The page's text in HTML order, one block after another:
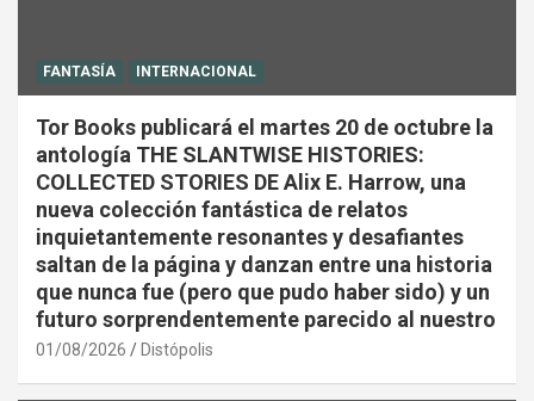
FANTASÍA INTERNACIONAL
Tor Books publicará el martes 20 de octubre la
antología THE SLANTWISE HISTORIES:
COLLECTED STORIES DE Alix E. Harrow, una
nueva colección fantástica de relatos
inquietantemente resonantes y desafiantes
saltan de la página y danzan entre una historia
que nunca fue (pero que pudo haber sido) y un
futuro sorprendentemente parecido al nuestro
01/08/2026 Distópolis